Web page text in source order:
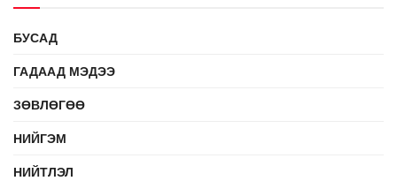
БУСАД
ГАДААД МЭДЭЭ
ЗӨВЛӨГӨӨ
НИЙГЭМ
НИЙТЛЭЛ